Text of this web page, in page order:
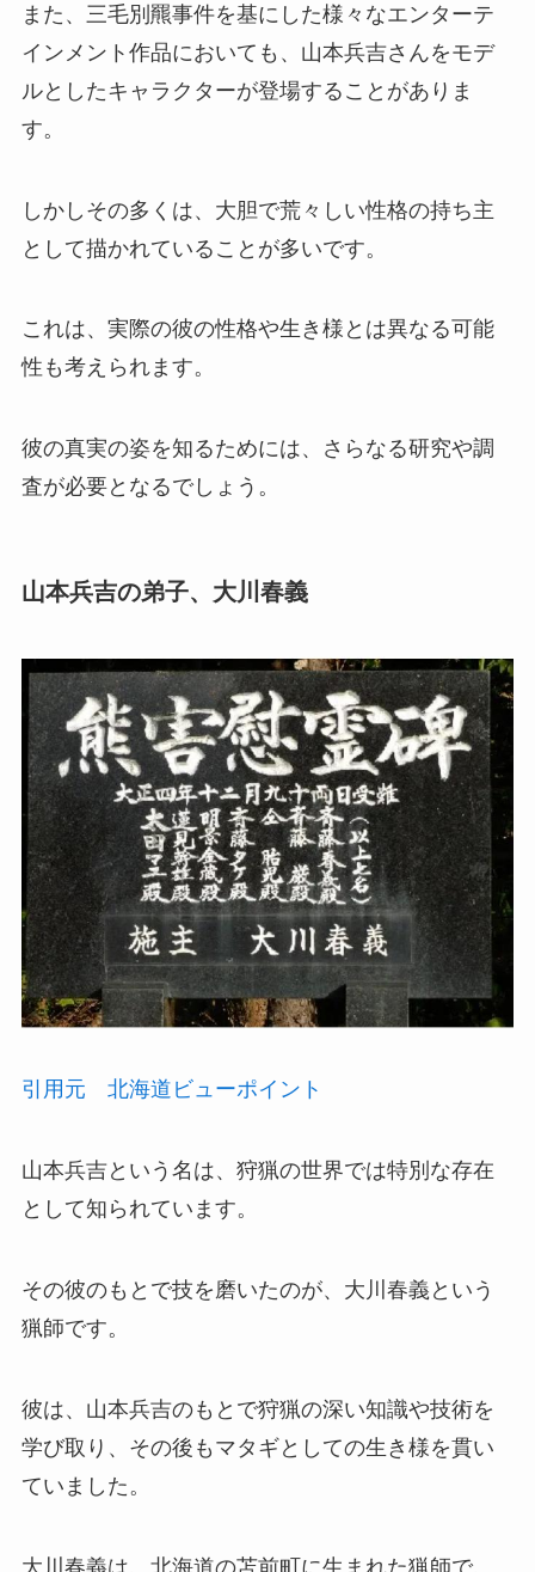
また、三毛別羆事件を基にした様々なエンターテ
インメント作品においても、山本兵吉さんをモデ
ルとしたキャラクターが登場することがありま
す。
しかしその多くは、大胆で荒々しい性格の持ち主
として描かれていることが多いです。
これは、実際の彼の性格や生き様とは異なる可能
性も考えられます。
彼の真実の姿を知るためには、さらなる研究や調
査が必要となるでしょう。
山本兵吉の弟子、大川春義
引用元 北海道ビューポイント
山本兵吉という名は、狩猟の世界では特別な存在
として知られています。
その彼のもとで技を磨いたのが、大川春義という
猟師です。
彼は、山本兵吉のもとで狩猟の深い知識や技術を
学び取り、その後もマタギとしての生き様を貫い
ていました。
大川春義は、北海道の苫前町に生まれた猟師で、